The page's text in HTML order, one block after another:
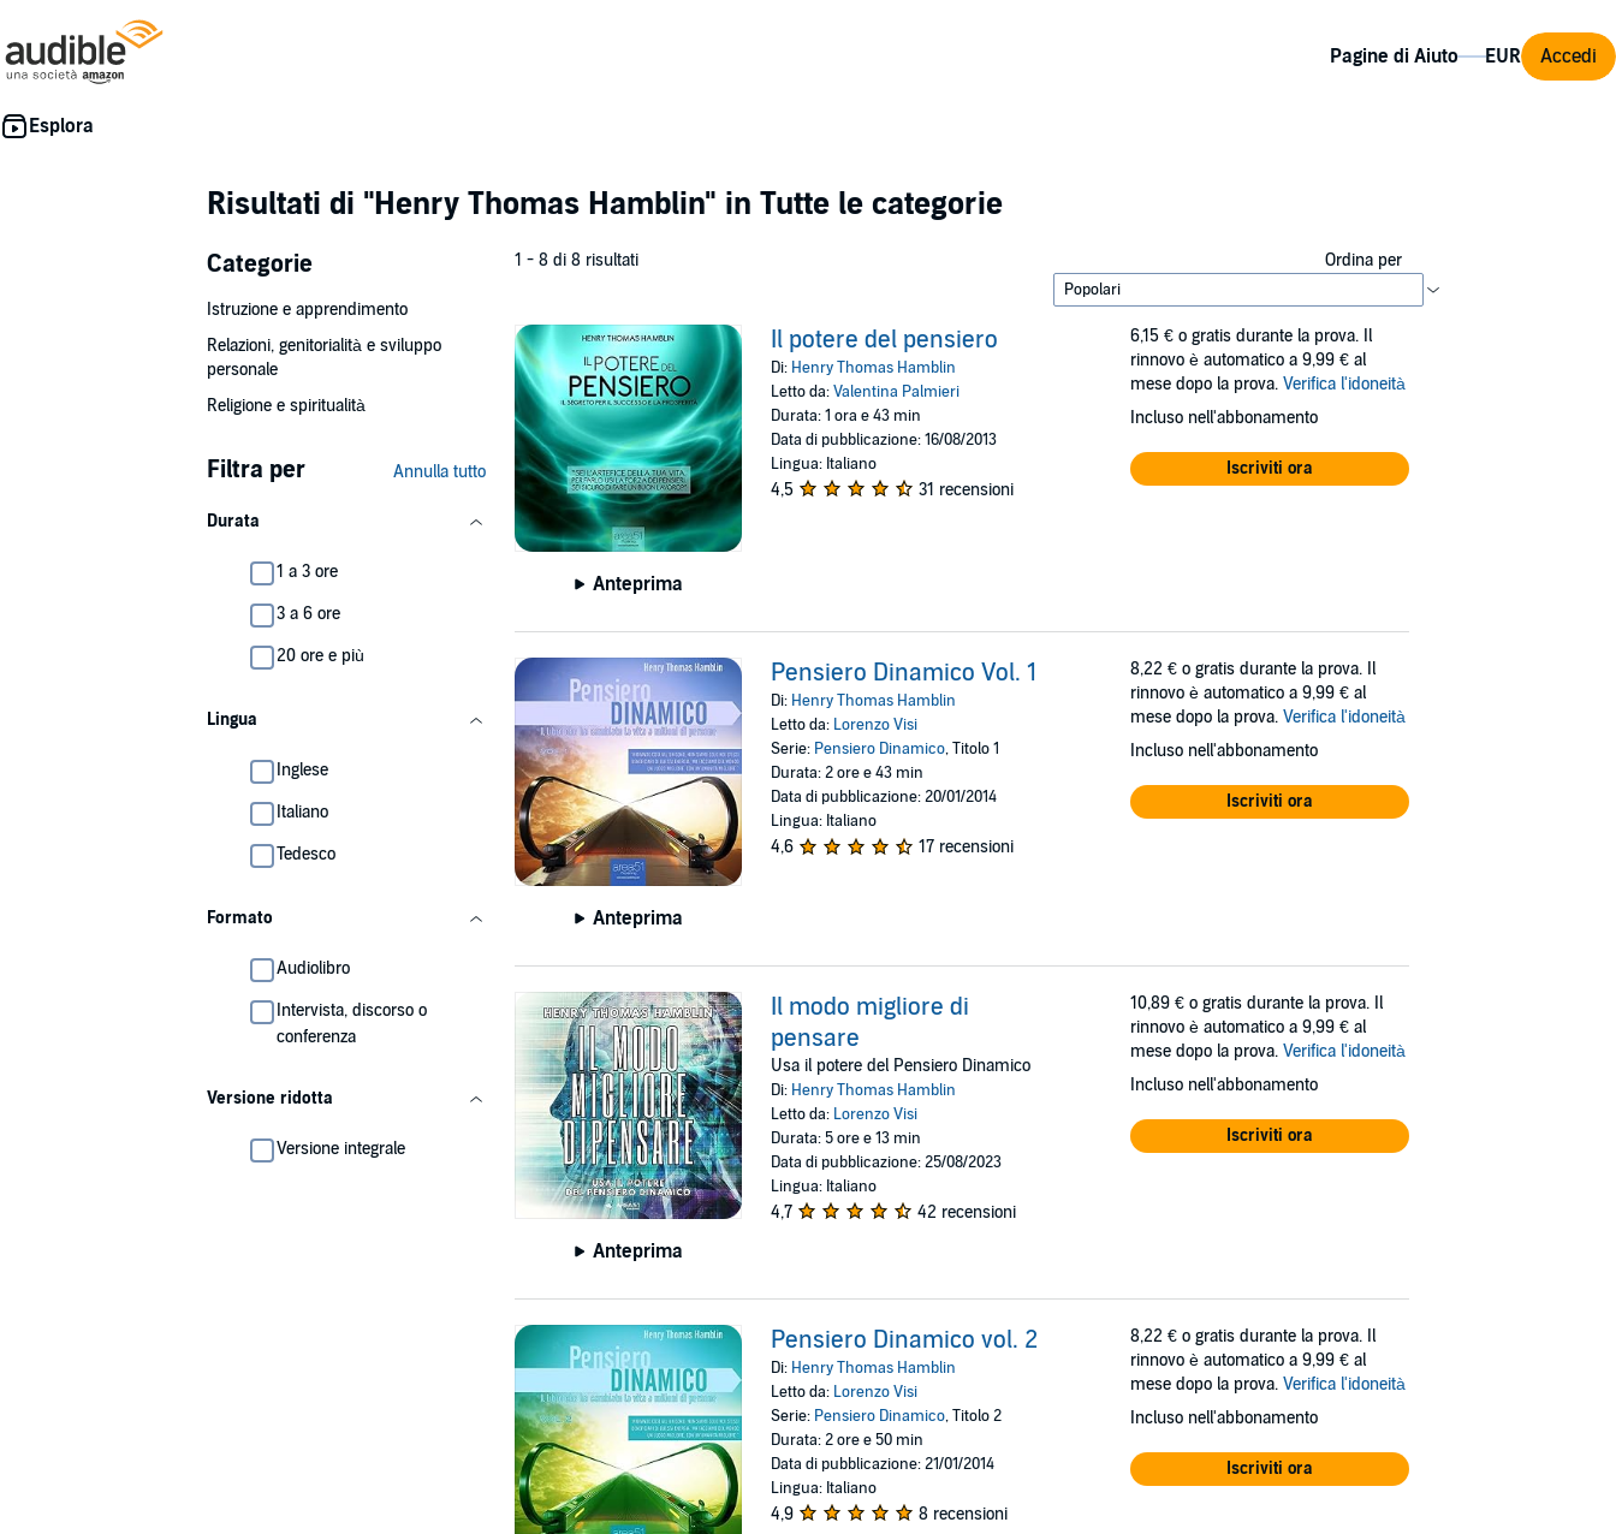
Pagine di Aiuto Accedi
Risultati di "Henry Thomas Hamblin" in Tutte le categorie
Categorie
Istruzione e apprendimento
Relazioni, genitorialità e sviluppo
personale
Religione e spiritualità
Filtra per Annulla tutto
Durata
1 a 3 ore
3 a 6 ore
20 ore e più
Lingua
Inglese
Italiano
Tedesco
Formato
Audiolibro
Intervista, discorso o
conferenza
Versione ridotta
Versione integrale
1 - 8 di 8 risultati Ordina per
Anteprima
Il potere del pensiero
Di: Henry Thomas Hamblin
Letto da:Valentina Palmieri
Durata: 1 ora e 43 min
Data di pubblicazione: 16/08/2013
Lingua: Italiano
4,5 31 recensioni
6,15 € o gratis durante la prova. Il
rinnovo è automatico a 9,99 € al
mese dopo la prova. Verifica l'idoneità
Incluso nell'abbonamento
Iscriviti ora
Anteprima
Pensiero Dinamico Vol. 1
Di: Henry Thomas Hamblin
Letto da: Lorenzo Visi
Serie: Pensiero Dinamico, Titolo 1
Durata: 2 ore e 43 min
Data di pubblicazione: 20/01/2014
Lingua: Italiano
4,6 17 recensioni
8,22 € o gratis durante la prova. Il
rinnovo è automatico a 9,99 € al
mese dopo la prova. Verifica l'idoneità
Incluso nell'abbonamento
Iscriviti ora
Anteprima
Il modo migliore di
pensare
Usa il potere del Pensiero Dinamico
Di: Henry Thomas Hamblin
Letto da: Lorenzo Visi
Durata: 5 ore e 13 min
Data di pubblicazione: 25/08/2023
Lingua: Italiano
4,7 42 recensioni
10,89 € o gratis durante la prova. Il
rinnovo è automatico a 9,99 € al
mese dopo la prova. Verifica l'idoneità
Incluso nell'abbonamento
Iscriviti ora
Pensiero Dinamico vol. 2
Di: Henry Thomas Hamblin
Letto da: Lorenzo Visi
Serie: Pensiero Dinamico, Titolo 2
Durata: 2 ore e 50 min
Data di pubblicazione: 21/01/2014
Lingua: Italiano
4,9 8 recensioni
8,22 € o gratis durante la prova. Il
rinnovo è automatico a 9,99 € al
mese dopo la prova. Verifica l'idoneità
Incluso nell'abbonamento
Iscriviti ora